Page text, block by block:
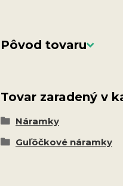
Pôvod tovaru
Tovar zaradený v
Náramky
Guľôčkové náramky